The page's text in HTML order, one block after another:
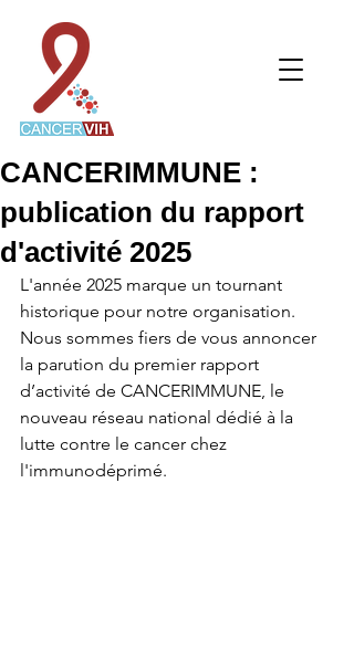
CANCERIMMUNE :
publication du rapport
d'activité 2025
L'année 2025 marque un tournant
historique pour notre organisation.
Nous sommes fiers de vous annoncer
la parution du premier rapport
d’activité de CANCERIMMUNE, le
nouveau réseau national dédié à la
lutte contre le cancer chez
l'immunodéprimé.